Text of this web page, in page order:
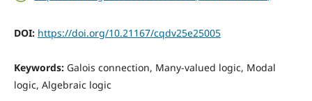
DOI: https://doi.org/10.21167/cqdv25e25005
Keywords: Galois connection, Many-valued logic, Modal
logic, Algebraic logic